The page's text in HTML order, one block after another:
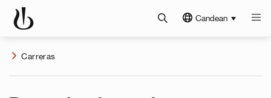
Candean
Carreras